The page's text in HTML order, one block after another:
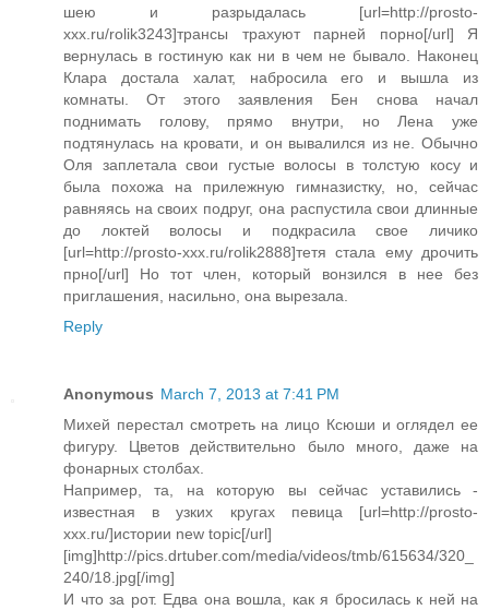
шею и разрыдалась [url=http://prosto-
xxx.ru/rolik3243]трансы трахуют парней порно[/url] Я
вернулась в гостиную как ни в чем не бывало. Наконец
Клара достала халат, набросила его и вышла из
комнаты. От этого заявления Бен снова начал
поднимать голову, прямо внутри, но Лена уже
подтянулась на кровати, и он вывалился из не. Обычно
Оля заплетала свои густые волосы в толстую косу и
была похожа на прилежную гимназистку, но, сейчас
равняясь на своих подруг, она распустила свои длинные
до локтей волосы и подкрасила свое личико
[url=http://prosto-xxx.ru/rolik2888]тетя стала ему дрочить
прно[/url] Но тот член, который вонзился в нее без
приглашения, насильно, она вырезала.
Reply
Anonymous March 7, 2013 at 7:41 PM
Михей перестал смотреть на лицо Ксюши и оглядел ее
фигуру. Цветов действительно было много, даже на
фонарных столбах.
Например, та, на которую вы сейчас уставились -
известная в узких кругах певица [url=http://prosto-
xxx.ru/]истории new topic[/url]
[img]http://pics.drtuber.com/media/videos/tmb/615634/320_
240/18.jpg[/img]
И что за рот. Едва она вошла, как я бросилась к ней на